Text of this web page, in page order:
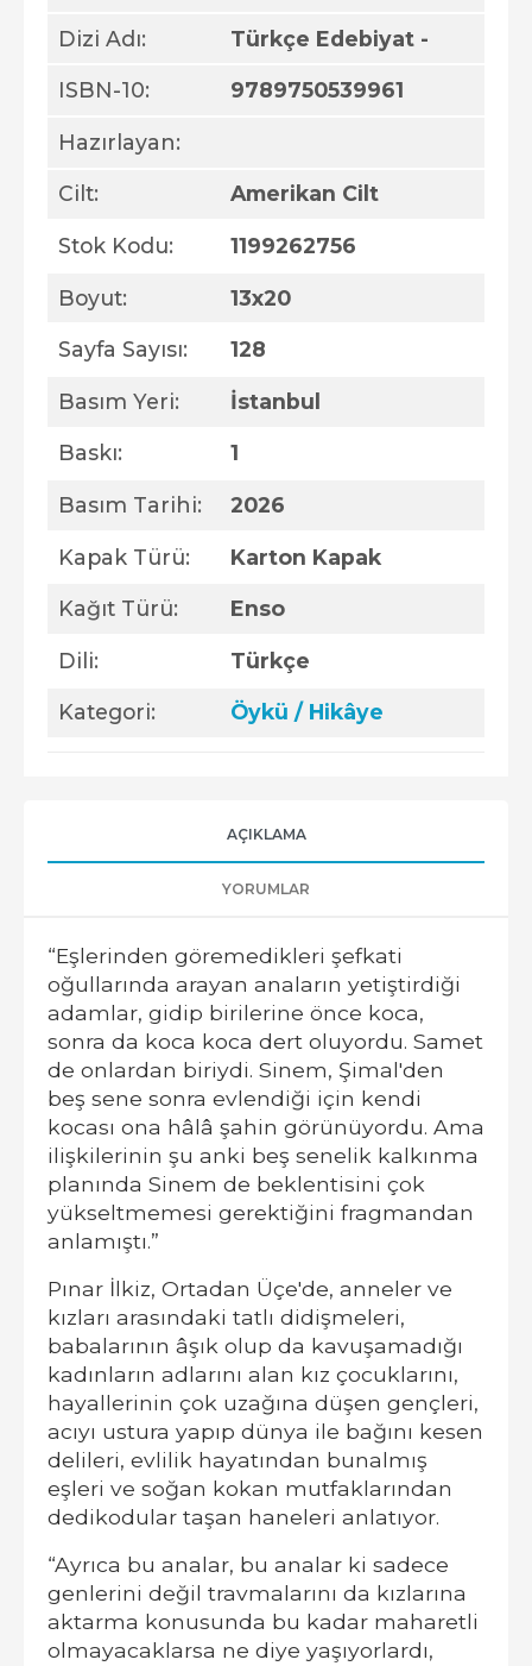
Dizi Adı: Türkçe Edebiyat -
ISBN-10: 9789750539961
Hazırlayan:
Cilt: Amerikan Cilt
Stok Kodu: 1199262756
Boyut: 13x20
Sayfa Sayısı: 128
Basım Yeri: İstanbul
Baskı: 1
Basım Tarihi: 2026
Kapak Türü: Karton Kapak
Kağıt Türü: Enso
Dili: Türkçe
Kategori: Öykü / Hikâye
AÇIKLAMA
YORUMLAR
“Eşlerinden göremedikleri şefkati
oğullarında arayan anaların yetiştirdiği
adamlar, gidip birilerine önce koca,
sonra da koca koca dert oluyordu. Samet
de onlardan biriydi. Sinem, Şimal'den
beş sene sonra evlendiği için kendi
kocası ona hâlâ şahin görünüyordu. Ama
ilişkilerinin şu anki beş senelik kalkınma
planında Sinem de beklentisini çok
yükseltmemesi gerektiğini fragmandan
anlamıştı.”
Pınar İlkiz, Ortadan Üçe'de, anneler ve
kızları arasındaki tatlı didişmeleri,
babalarının âşık olup da kavuşamadığı
kadınların adlarını alan kız çocuklarını,
hayallerinin çok uzağına düşen gençleri,
acıyı ustura yapıp dünya ile bağını kesen
delileri, evlilik hayatından bunalmış
eşleri ve soğan kokan mutfaklarından
dedikodular taşan haneleri anlatıyor.
“Ayrıca bu analar, bu analar ki sadece
genlerini değil travmalarını da kızlarına
aktarma konusunda bu kadar maharetli
olmayacaklarsa ne diye yaşıyorlardı,